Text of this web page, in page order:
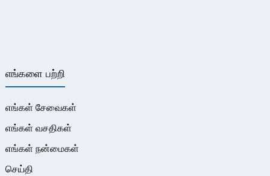
எங்களை பற்றி
எங்கள் சேவைகள்
எங்கள் வசதிகள்
எங்கள் நன்மைகள்
செய்தி